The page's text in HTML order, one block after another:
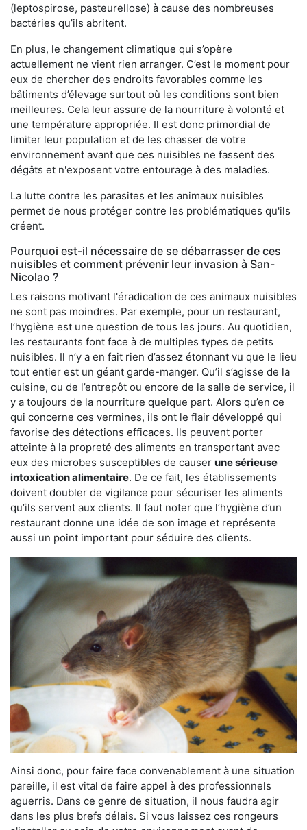
(leptospirose, pasteurellose) à cause des nombreuses
bactéries qu’ils abritent.
En plus, le changement climatique qui s’opère
actuellement ne vient rien arranger. C’est le moment pour
eux de chercher des endroits favorables comme les
bâtiments d’élevage surtout où les conditions sont bien
meilleures. Cela leur assure de la nourriture à volonté et
une température appropriée. Il est donc primordial de
limiter leur population et de les chasser de votre
environnement avant que ces nuisibles ne fassent des
dégâts et n'exposent votre entourage à des maladies.
La lutte contre les parasites et les animaux nuisibles
permet de nous protéger contre les problématiques qu'ils
créent.
Pourquoi est-il nécessaire de se débarrasser de ces
nuisibles et comment prévenir leur invasion à San-
Nicolao ?
Les raisons motivant l'éradication de ces animaux nuisibles
ne sont pas moindres. Par exemple, pour un restaurant,
l’hygiène est une question de tous les jours. Au quotidien,
les restaurants font face à de multiples types de petits
nuisibles. Il n’y a en fait rien d’assez étonnant vu que le lieu
tout entier est un géant garde-manger. Qu’il s’agisse de la
cuisine, ou de l’entrepôt ou encore de la salle de service, il
y a toujours de la nourriture quelque part. Alors qu’en ce
qui concerne ces vermines, ils ont le flair développé qui
favorise des détections efficaces. Ils peuvent porter
atteinte à la propreté des aliments en transportant avec
eux des microbes susceptibles de causer une sérieuse
intoxication alimentaire. De ce fait, les établissements
doivent doubler de vigilance pour sécuriser les aliments
qu’ils servent aux clients. Il faut noter que l’hygiène d’un
restaurant donne une idée de son image et représente
aussi un point important pour séduire des clients.
Ainsi donc, pour faire face convenablement à une situation
pareille, il est vital de faire appel à des professionnels
aguerris. Dans ce genre de situation, il nous faudra agir
dans les plus brefs délais. Si vous laissez ces rongeurs